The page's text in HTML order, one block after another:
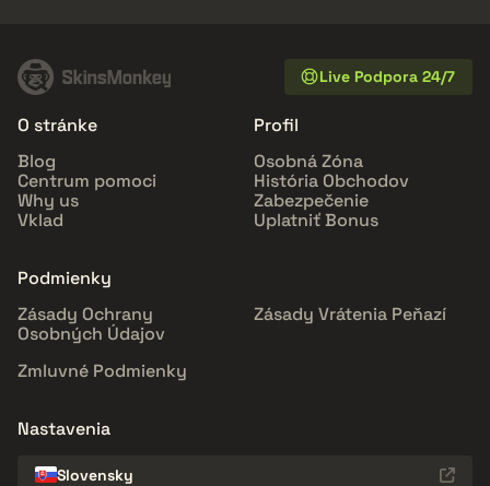
Live Podpora 24/7
O stránke
Blog
Centrum pomoci
Why us
Vklad
Profil
Osobná Zóna
História Obchodov
Zabezpečenie
Uplatniť Bonus
Podmienky
Zásady Ochrany
Osobných Údajov
Zásady Vrátenia Peňazí
Zmluvné Podmienky
Nastavenia
Slovensky